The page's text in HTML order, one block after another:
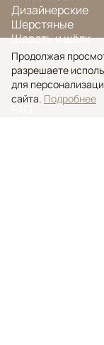
Дизайнерские
Шерстяные
Шерсть и шёлк
Меню
Продолжая
разрешаете
для
сайта. Подробнее